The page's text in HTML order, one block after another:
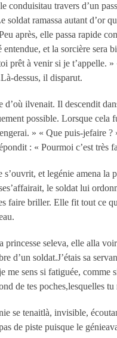
conduisitau travers d’un
soldat ramassa autant d’or
après, elle passa rapide
entendue, et la sorcière
prêt à venir si je t’appelle.
dessus, il disparut.
ilvenait. Il descendit
possible. Lorsque cela
» « Que puis-jefaire
: « Pourmoi c’est
et legénie amena
le soldat lui
faire briller. Elle fit tout ce
seleva, elle alla
d’un soldat.J’étais sa
me sens si fatiguée,
de tes poches,lesquelles
se tenaitlà, invisible,
de piste puisque le